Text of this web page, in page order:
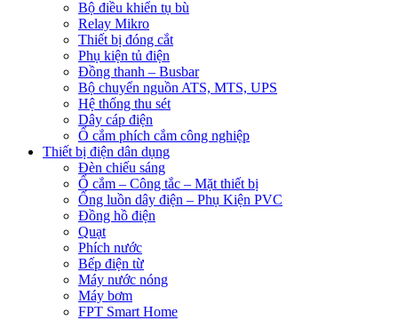
Bộ điều khiển tụ bù
Relay Mikro
Thiết bị đóng cắt
Phụ kiện tủ điện
Đồng thanh – Busbar
Bộ chuyển nguồn ATS, MTS, UPS
Hệ thống thu sét
Dây cáp điện
Ổ cắm phích cắm công nghiệp
Thiết bị điện dân dụng
Đèn chiếu sáng
Ổ cắm – Công tắc – Mặt thiết bị
Ống luồn dây điện – Phụ Kiện PVC
Đồng hồ điện
Quạt
Phích nước
Bếp điện từ
Máy nước nóng
Máy bơm
FPT Smart Home